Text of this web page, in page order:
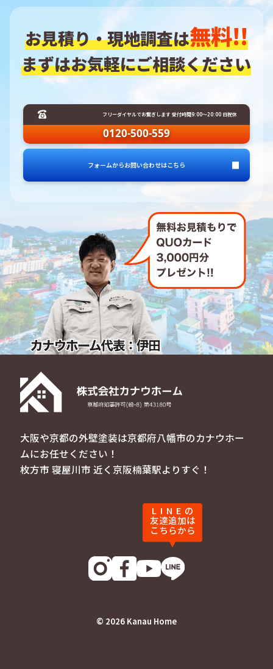
お見積り・現地調査は無料!!
まずはお気軽にご相談ください
フリーダイヤルでお繋ぎします 受付時間9:00～20:00 日祝休
0120-500-559
フォームからお問い合わせはこちら
大阪や京都の外壁塗装は京都府八幡市のカナウホー
ムにお任せください！
枚方市 寝屋川市 近く京阪楠葉駅よりすぐ！
LINE の
友達追加は
こちらから
© 2026 Kanau Home